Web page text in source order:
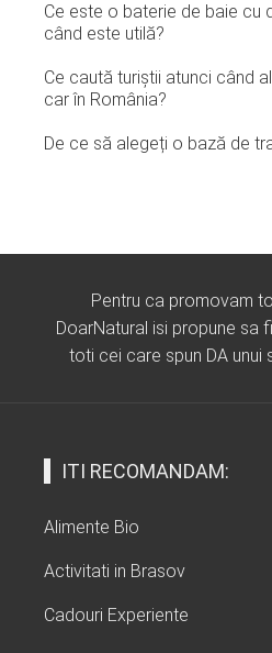
Ce este o baterie de baie cu
când este utilă?
Ce caută turiștii atunci când
car în România?
De ce să alegeți o bază de
Pentru ca promovam
DoarNatural isi propune sa
toti cei care spun DA unui
ITI RECOMANDAM:
Alimente Bio
Activitati in Brasov
Cadouri Experiente